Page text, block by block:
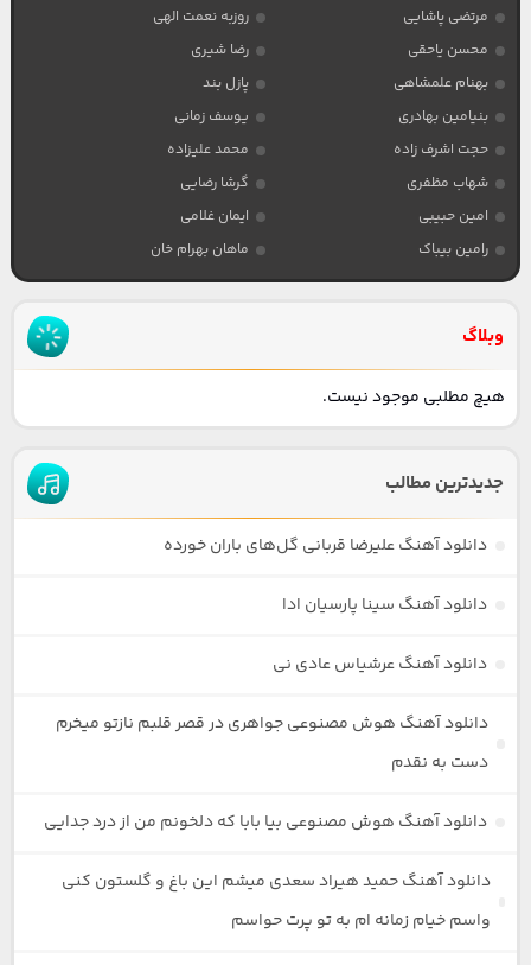
مرتضی پاشایی
روزبه نعمت الهی
محسن یاحقی
رضا شیری
بهنام علمشاهی
پازل بند
بنیامین بهادری
یوسف زمانی
حجت اشرف زاده
محمد علیزاده
شهاب مظفری
گرشا رضایی
امین حبیبی
ایمان غلامی
رامین بیباک
ماهان بهرام خان
وبلاگ
هیچ مطلبی موجود نیست.
جدیدترین مطالب
دانلود آهنگ علیرضا قربانی گل‌های باران خورده
دانلود آهنگ سینا پارسیان ادا
دانلود آهنگ عرشیاس عادی نی
دانلود آهنگ هوش مصنوعی جواهری در قصر قلبم نازتو میخرم
دست به نقدم
دانلود آهنگ هوش مصنوعی بیا بابا که دلخونم من از درد جدایی
دانلود آهنگ حمید هیراد سعدی میشم این باغ و گلستون کنی
واسم خیام زمانه ام به تو پرت حواسم